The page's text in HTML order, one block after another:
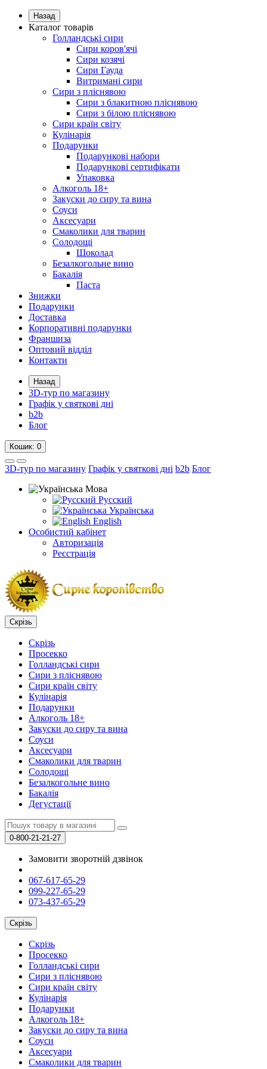
Назад
Каталог товарів
Голландські сири
Сири коров'ячі
Сири козячі
Сири Гауда
Витримані сири
Сири з пліснявою
Сири з блакитною пліснявою
Сири з білою пліснявою
Сири країн світу
Кулінарія
Подарунки
Подарункові набори
Подарункові сертифікати
Упаковка
Алкоголь 18+
Закуски до сиру та вина
Соуси
Аксесуари
Смаколики для тварин
Солодощі
Шоколад
Безалкогольне вино
Бакалія
Паста
Знижки
Подарунки
Доставка
Корпоративні подарунки
Франшиза
Оптовий відділ
Контакти
Назад
3D-тур по магазину
Графік у святкові дні
b2b
Блог
Кошик: 0
3D-тур по магазину Графік у святкові дні b2b Блог
Мова
Русский
Українська
English
Особистий кабінет
Авторизація
Реєстрація
Скрізь
Скрізь
Просекко
Голландські сири
Сири з пліснявою
Сири країн світу
Кулінарія
Подарунки
Алкоголь 18+
Закуски до сиру та вина
Соуси
Аксесуари
Смаколики для тварин
Солодощі
Безалкогольне вино
Бакалія
Дегустації
0-800-21-21-27
Замовити зворотній дзвінок
067-617-65-29
099-227-65-29
073-437-65-29
Скрізь
Скрізь
Просекко
Голландські сири
Сири з пліснявою
Сири країн світу
Кулінарія
Подарунки
Алкоголь 18+
Закуски до сиру та вина
Соуси
Аксесуари
Смаколики для тварин